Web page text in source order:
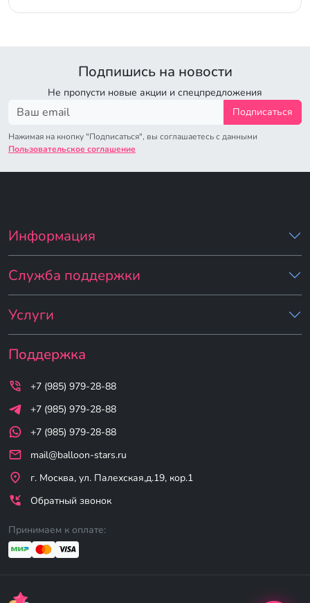
Подпишись на новости
Не пропусти новые акции и спецпредложения
Подписаться
Нажимая на кнопку "Подписаться", вы соглашаетесь с данными
Пользовательское соглашение
Информация
Служба поддержки
Услуги
Поддержка
+7 (985) 979-28-88
+7 (985) 979-28-88
+7 (985) 979-28-88
mail@balloon-stars.ru
г. Москва, ул. Палехская,д.19, кор.1
Обратный звонок
Принимаем к оплате: